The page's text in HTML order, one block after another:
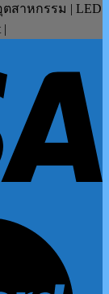
สาหกรรม | LED
|